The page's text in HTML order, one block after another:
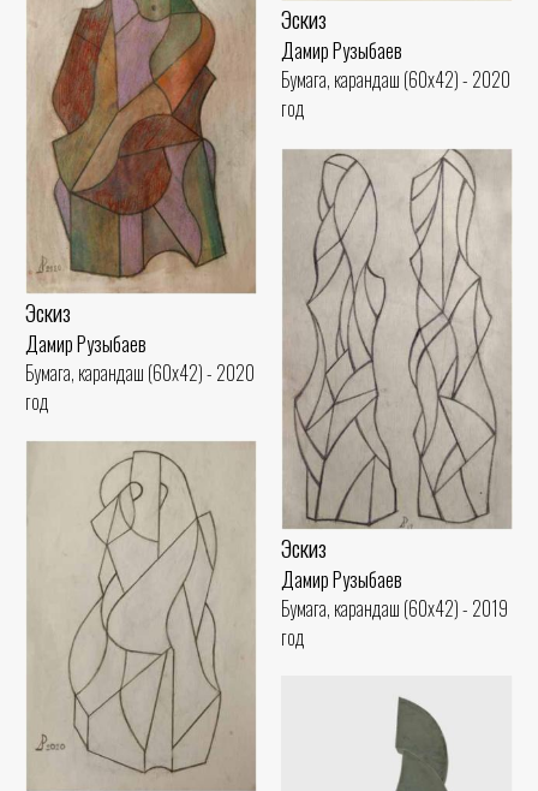
Эскиз
Дамир Рузыбаев
Бумага, карандаш (60x42) - 2020
год
Эскиз
Дамир Рузыбаев
Бумага, карандаш (60x42) - 2020
год
Эскиз
Дамир Рузыбаев
Бумага, карандаш (60x42) - 2019
год